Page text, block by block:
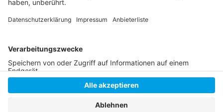
Anzeige